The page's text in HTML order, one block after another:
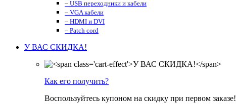
– USB переходники и кабели
– VGA кабели
– HDMI и DVI
– Patch cord
У ВАС СКИДКА!
Как его получить?
Воспользуйтесь купоном на скидку при первом заказе!